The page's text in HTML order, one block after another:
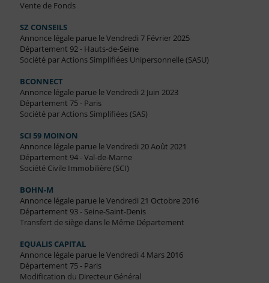
Vente de Fonds
SZ CONSEILS
Annonce légale parue le Vendredi 7 Février 2025
Département 92 - Hauts-de-Seine
Société par Actions Simplifiées Unipersonnelle (SASU)
BCONNECT
Annonce légale parue le Vendredi 2 Juin 2023
Département 75 - Paris
Société par Actions Simplifiées (SAS)
SCI 59 MOINON
Annonce légale parue le Vendredi 20 Août 2021
Département 94 - Val-de-Marne
Société Civile Immobilière (SCI)
BOHN-M
Annonce légale parue le Vendredi 21 Octobre 2016
Département 93 - Seine-Saint-Denis
Transfert de siège dans le Même Département
EQUALIS CAPITAL
Annonce légale parue le Vendredi 4 Mars 2016
Département 75 - Paris
Modification du Directeur Général